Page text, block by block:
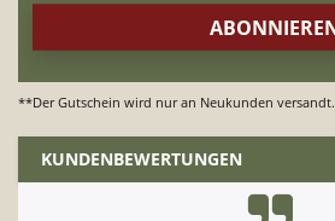
**Der Gutschein wird nur an Neukunden versandt.
KUNDENBEWERTUNGEN